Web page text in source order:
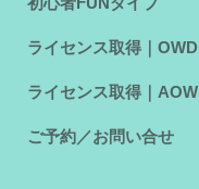
ライセンス取得｜OWD
ライセンス取得｜AOW
ご予約／お問い合せ